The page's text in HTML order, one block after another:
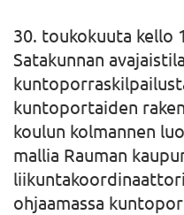
30. toukokuuta kello
Satakunnan
kuntoportaiden
koulun kolmannen
mallia Rauman
ohjaamassa